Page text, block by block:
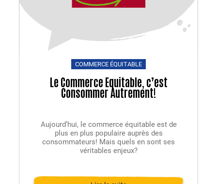
COMMERCE ÉQUITABLE
Le Commerce Equitable, c’est
Consommer Autrement!
Aujourd’hui, le commerce équitable est de
plus en plus populaire auprès des
consommateurs! Mais quels en sont ses
véritables enjeux?